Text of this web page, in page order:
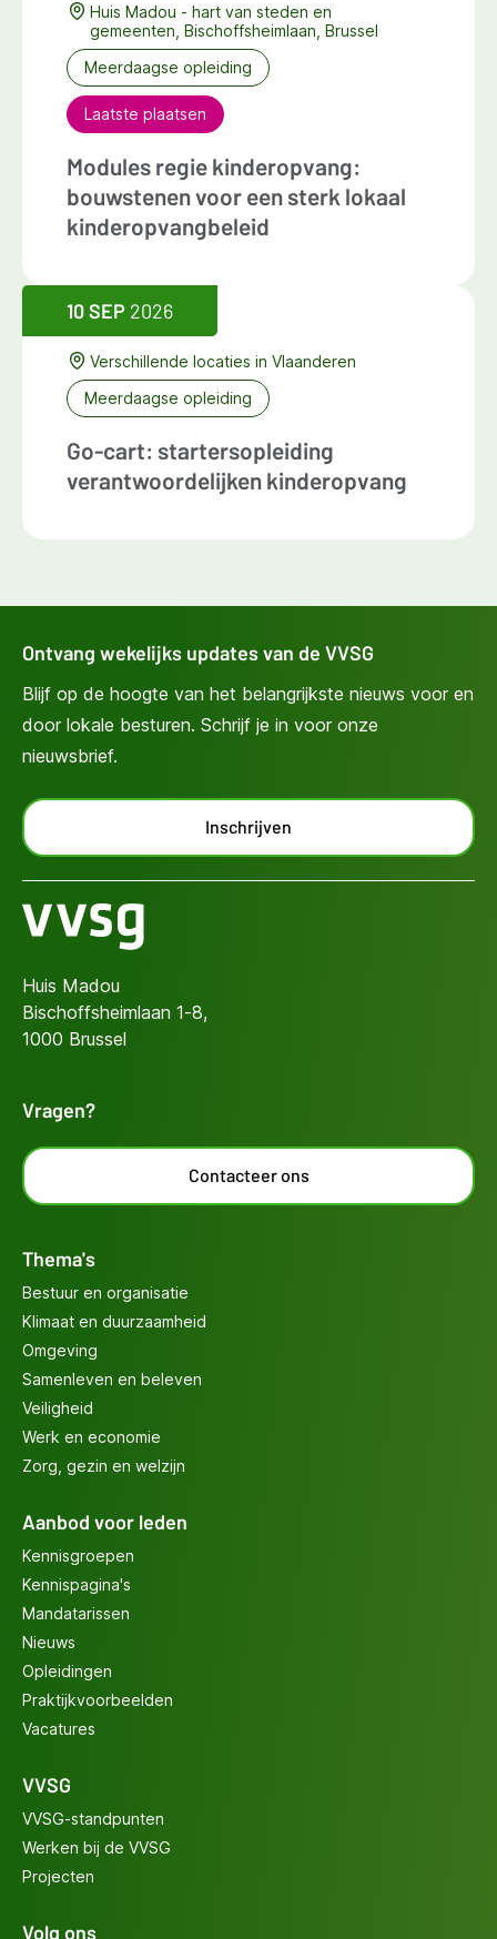
Huis Madou - hart van steden en
gemeenten, Bischoffsheimlaan, Brussel
Meerdaagse opleiding
Laatste plaatsen
Modules regie kinderopvang:
bouwstenen voor een sterk lokaal
kinderopvangbeleid
10 SEP 2026
Verschillende locaties in Vlaanderen
Meerdaagse opleiding
Go-cart: startersopleiding
verantwoordelijken kinderopvang
Ontvang wekelijks updates van de VVSG
Blijf op de hoogte van het belangrijkste nieuws voor en
door lokale besturen. Schrijf je in voor onze
nieuwsbrief.
Inschrijven
Huis Madou
Bischoffsheimlaan 1-8,
1000 Brussel
Vragen?
Contacteer ons
Thema's
Bestuur en organisatie
Klimaat en duurzaamheid
Omgeving
Samenleven en beleven
Veiligheid
Werk en economie
Zorg, gezin en welzijn
Aanbod voor leden
Kennisgroepen
Kennispagina's
Mandatarissen
Nieuws
Opleidingen
Praktijkvoorbeelden
Vacatures
VVSG
VVSG-standpunten
Werken bij de VVSG
Projecten
Volg ons